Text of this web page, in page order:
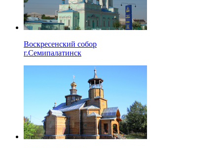
Воскресенский собор
г.Семипалатинск